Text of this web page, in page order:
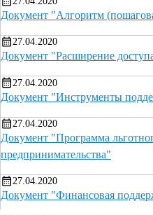
Документ "Алгоритм
27.04.2020
Документ "Расширение
27.04.2020
Документ "Инструменты
27.04.2020
Документ "Программа
предпринимательства"
27.04.2020
Документ "Финансовая